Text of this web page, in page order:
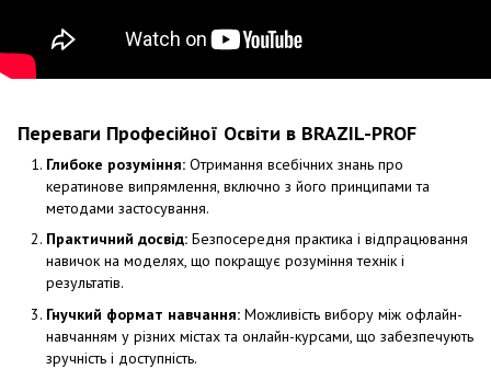
Переваги Професійної Освіти в BRAZIL-PROF
Глибоке розуміння: Отримання всебічних знань про
кератинове випрямлення, включно з його принципами та
методами застосування.
Практичний досвід: Безпосередня практика і відпрацювання
навичок на моделях, що покращує розуміння технік і
результатів.
Гнучкий формат навчання: Можливість вибору між офлайн-
навчанням у різних містах та онлайн-курсами, що забезпечують
зручність і доступність.